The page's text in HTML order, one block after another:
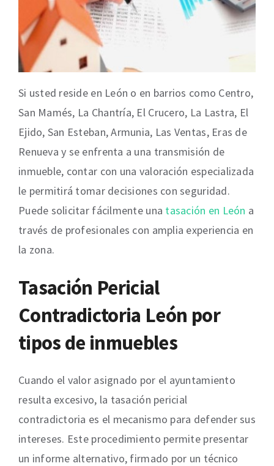
Si usted reside en León o en barrios como Centro,
San Mamés, La Chantría, El Crucero, La Lastra, El
Ejido, San Esteban, Armunia, Las Ventas, Eras de
Renueva y se enfrenta a una transmisión de
inmueble, contar con una valoración especializada
le permitirá tomar decisiones con seguridad.
Puede solicitar fácilmente una tasación en León a
través de profesionales con amplia experiencia en
la zona.
Tasación Pericial
Contradictoria León por
tipos de inmuebles
Cuando el valor asignado por el ayuntamiento
resulta excesivo, la tasación pericial
contradictoria es el mecanismo para defender sus
intereses. Este procedimiento permite presentar
un informe alternativo, firmado por un técnico